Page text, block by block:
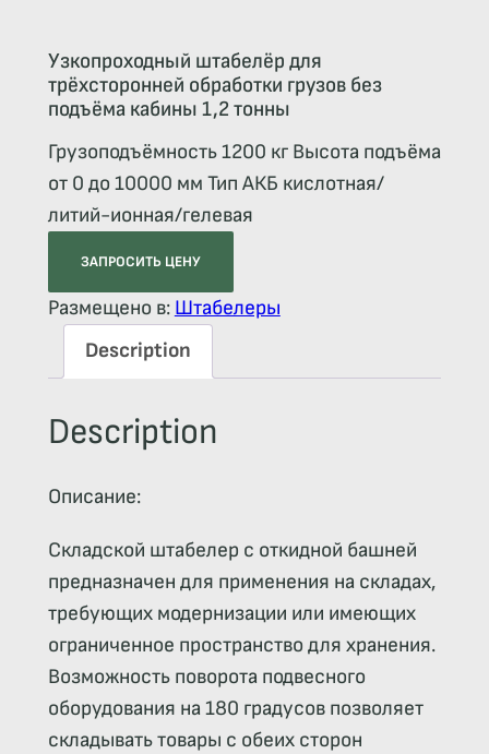
Узкопроходный штабелёр для
трёхсторонней обработки грузов без
подъёма кабины 1,2 тонны
Грузоподъёмность 1200 кг Высота подъёма
от 0 до 10000 мм Тип АКБ кислотная/
литий-ионная/гелевая
ЗАПРОСИТЬ ЦЕНУ
Размещено в: Штабелеры
Description
Description
Описание:
Складской штабелер с откидной башней
предназначен для применения на складах,
требующих модернизации или имеющих
ограниченное пространство для хранения.
Возможность поворота подвесного
оборудования на 180 градусов позволяет
складывать товары с обеих сторон